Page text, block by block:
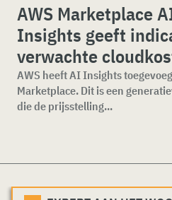
AWS Marketplace
Insights geeft
verwachte
AWS heeft AI Insights
Marketplace. Dit is een
die de prijsstelling...